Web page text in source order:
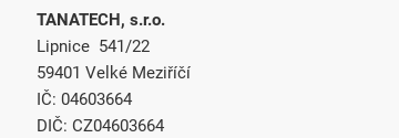
TANATECH, s.r.o.
Lipnice 541/22
59401 Velké Meziříčí
IČ: 04603664
DIČ: CZ04603664